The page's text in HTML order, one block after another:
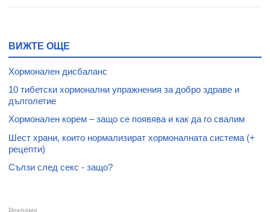
ВИЖТЕ ОЩЕ
Хормонален дисбаланс
10 тибетски хормонални упражнения за добро здраве и
дълголетие
Хормонален корем – защо се появява и как да го свалим
Шест храни, които нормализират хормоналната система (+
рецепти)
Сълзи след секс - защо?